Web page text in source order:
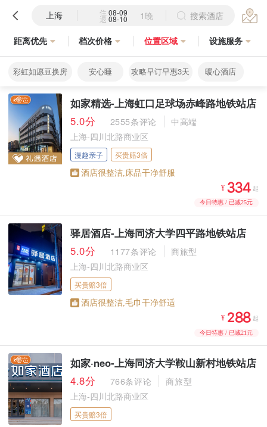
上海 住 08-09
退 08-10 1晚 搜索酒店
距离优先 档次价格 位置区域 设施服务
彩虹如愿豆换房 安心睡 攻略早订早惠3天 暖心酒店
如家精选-上海虹口足球场赤峰路地铁站店
5.0分
2555条评论
中高端
上海-四川北路商业区
漫趣亲子 买贵赔3倍
酒店很整洁,床品干净舒服
¥  起
今日特惠 / 已减25元
驿居酒店-上海同济大学四平路地铁站店
5.0分
1177条评论
商旅型
上海-四川北路商业区
买贵赔3倍
酒店很整洁,毛巾干净舒适
¥  起
今日特惠 / 已减21元
如家·neo-上海同济大学鞍山新村地铁站店
4.8分
766条评论
商旅型
上海-四川北路商业区
买贵赔3倍